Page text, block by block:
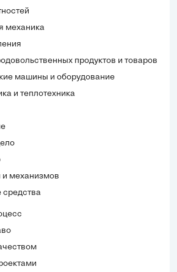
механика
продуктов и товаров
машины и оборудование
и теплотехника
механизмов
средства